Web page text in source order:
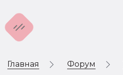
Главная Форум
Учет и